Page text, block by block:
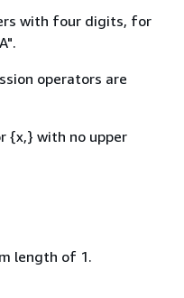
with four digits, for
operators are
{x,} with no upper
length of 1.